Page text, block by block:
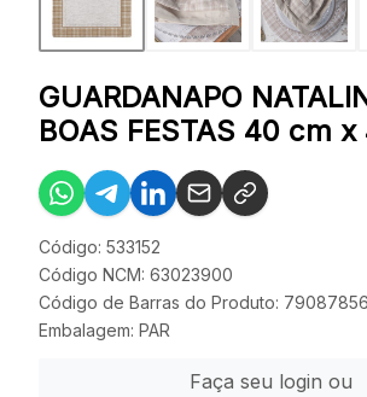
GUARDANAPO
BOAS FESTAS 40 cm
Código: 533152
Código NCM: 63023900
Código de Barras do Produto:
Embalagem: PAR
Faça seu login ou